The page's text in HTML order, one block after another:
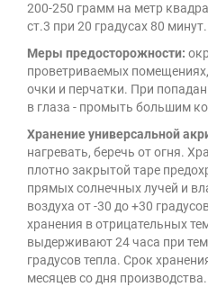
200-250 грамм на метр
ст.3 при 20 градусах 80 минут.
Меры предосторожности:
проветриваемых
очки и перчатки. При
в глаза - промыть большим
Хранение универсальной
нагревать, беречь от огня.
плотно закрытой таре
прямых солнечных лучей и
воздуха от -30 до +30
хранения в отрицательных
выдерживают 24 часа при
градусов тепла. Срок
месяцев со дня производства.